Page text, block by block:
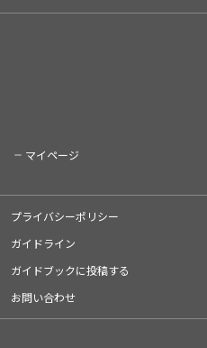
マイページ
プライバシーポリシー
ガイドライン
ガイドブックに投稿する
お問い合わせ